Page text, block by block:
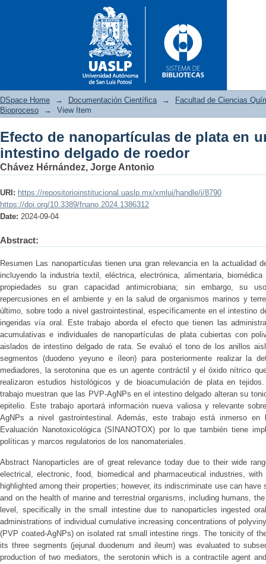
Efecto de nanopartículas de
roedor
DSpace Home → Documentación Científica →
Facultad de Ciencias
Bioproceso
→ View Item
Efecto de nanopartículas de plata en
intestino delgado de roedor
Chávez Hérnández, Jorge Antonio
URI: https://repositorioinstitucional.uaslp.mx/xmlui/handle/i/8790
https://doi.org/10.3389/fnano.2024.1386312
Date: 2024-09-04
Abstract:
Resumen Las nanopartículas tienen una gran relevancia en la actualidad
incluyendo la industria textil, eléctrica, electrónica, alimentaria,
propiedades su gran capacidad antimicrobiana; sin embargo, su
repercusiones en el ambiente y en la salud de organismos marinos y
último, sobre todo a nivel gastrointestinal, específicamente en el intestino
ingeridas vía oral. Este trabajo aborda el efecto que tienen las
acumulativas e individuales de nanopartículas de plata cubiertas con
aislados de intestino delgado de rata. Se evaluó el tono de los anillos
segmentos (duodeno yeyuno e íleon) para posteriormente realizar la
mediadores, la serotonina que es un agente contráctil y el óxido nítrico
realizaron estudios histológicos y de bioacumulación de plata en
trabajo muestran que las PVP-AgNPs en el intestino delgado alteran su
epitelio. Este trabajo aportará información nueva valiosa y relevante
AgNPs a nivel gastrointestinal. Además, este trabajo está inmerso
Evaluación Nanotoxicológica (SINANOTOX) por lo que también tiene
políticas y marcos regulatorios de los nanomateriales.
Abstract Nanoparticles are of great relevance today due to their wide
electrical, electronic, food, biomedical and pharmaceutical industries,
highlighted among their properties; however, its indiscriminate use can
and on the health of marine and terrestrial organisms, including humans,
level, specifically in the small intestine due to nanoparticles ingested
administrations of individual cumulative increasing concentrations of
(PVP coated-AgNPs) on isolated rat small intestine rings. The tonicity of
its three segments (jejunal duodenum and ileum) was evaluated to
production of two mediators, the serotonin which is a contractile agent